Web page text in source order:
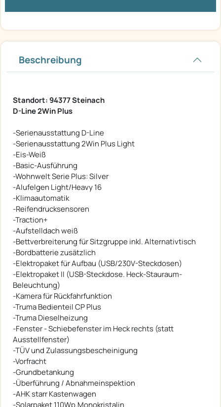
Beschreibung
Standort: 94377 Steinach
D-Line 2Win Plus
-Serienausstattung D-Line
-Serienausstattung 2Win Plus Light
-Eis-Weiß
-Basic-Ausführung
-Wohnwelt Serie Plus: Silver
-Alufelgen Light/Heavy 16
-Klimaautomatik
-Reifendrucksensoren
-Traction+
-Aufstelldach weiß
-Bettverbreiterung für Sitzgruppe inkl. Alternativtisch
-Bordbatterie zusätzlich
-Elektropaket für Aufbau (USB/230V-Steckdosen)
-Elektropaket II (USB-Steckdose. Heck-Stauraum-
Beleuchtung)
-Kamera für Rückfahrfunktion
-Truma Bedienteil CP Plus
-Truma Dieselheizung
-Fenster - Schiebefenster im Heck rechts (statt
Ausstellfenster)
-TÜV und Zulassungsbescheinigung
-Vorfracht
-Grundbetankung
-Überführung / Abnahmeinspektion
-AHK starr Kastenwagen
-Solarpaket 110Wp.Monokristalin